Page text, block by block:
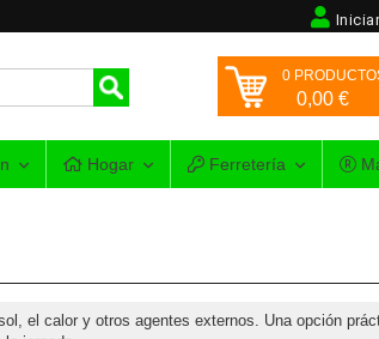
0
0,00 €
Hogar Ferretería
el calor y otros agentes externos. Una opción